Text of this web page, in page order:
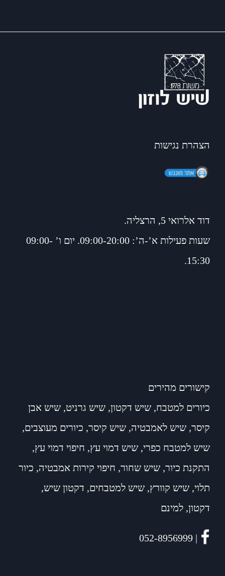
הצהרת נגישות
דוד אלרואי 5, הרצליה.
שעות פעילות א’-ה’: 09:00-20:00. יום ו’ 09:00-
15:30.
קישורים מהירים
כיורים למטבח, שיש דקטון, שיש גרניט, שיש אבן
קיסר, שיש לאמבטיה, שיש קיסר, כיורים מעוצבים,
שיש למטבח כפרי, שיש דמוי עץ, חיפוי דמוי עץ,
התקנת כיור, שיש שחור, חיפוי קירות אמבטיה, כיור
תלוי, שיש קוורץ, שיש למטבחים, דקטון שיש,
דקטון, למינם
| 052-8956999